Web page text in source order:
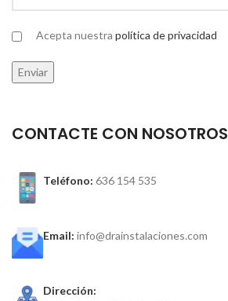
Acepta nuestra política de privacidad
CONTACTE CON NOSOTROS
Teléfono: 636 154 535
Email: info@drainstalaciones.com
Dirección: